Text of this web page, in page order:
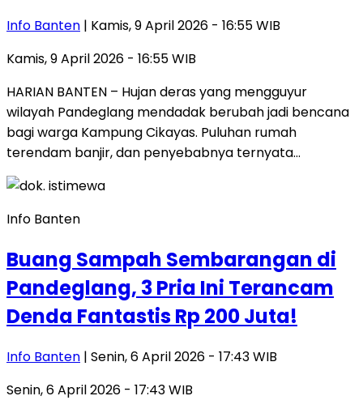
Info Banten | Kamis, 9 April 2026 - 16:55 WIB
Kamis, 9 April 2026 - 16:55 WIB
HARIAN BANTEN – Hujan deras yang mengguyur
wilayah Pandeglang mendadak berubah jadi bencana
bagi warga Kampung Cikayas. Puluhan rumah
terendam banjir, dan penyebabnya ternyata…
Info Banten
Buang Sampah Sembarangan di
Pandeglang, 3 Pria Ini Terancam
Denda Fantastis Rp 200 Juta!
Info Banten | Senin, 6 April 2026 - 17:43 WIB
Senin, 6 April 2026 - 17:43 WIB